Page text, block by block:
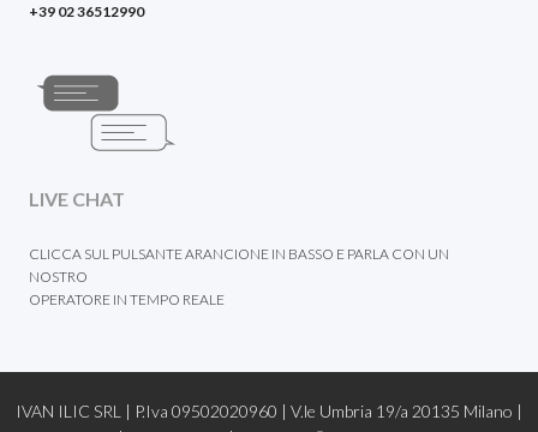
+39 02 36512990
LIVE CHAT
CLICCA SUL PULSANTE ARANCIONE IN BASSO E PARLA CON UN
NOSTRO
OPERATORE IN TEMPO REALE
IVAN ILIC SRL | P.Iva 09502020960 | V.le Umbria 19/a 20135 Milano |